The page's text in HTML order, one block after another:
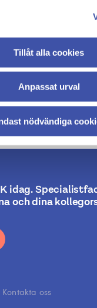
Tillåt alla cookies
Anpassat urval
nödvändiga
er få DIK att bli en
att vara helt
med i nätverket
idag.
och dina
Kontakta oss